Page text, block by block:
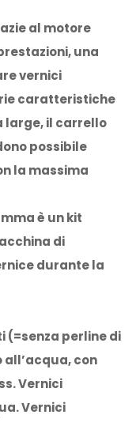
al motore
una
vernici
caratteristiche
large, il carrello
possibile
la massima
è un kit
di
durante la
(=senza perline di
con
Vernici
Vernici